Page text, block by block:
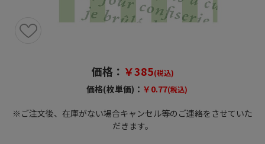
価格： ￥385(税込)
価格(枚単価)： ￥0.77(税込)
※ご注文後、在庫がない場合キャンセル等のご連絡をさせていた
だきます。